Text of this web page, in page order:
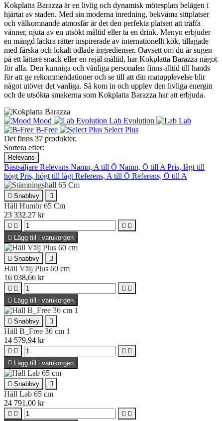
Kokplatta Barazza är en livlig och dynamisk mötesplats belägen i
hjärtat av staden. Med sin moderna inredning, bekväma sittplatser
och välkomnande atmosfär är det den perfekta platsen att träffa
vänner, njuta av en utsökt måltid eller ta en drink. Menyn erbjuder
en mängd läckra rätter inspirerade av internationellt kök, tillagade
med färska och lokalt odlade ingredienser. Oavsett om du är sugen
på ett lättare snack eller en rejäl måltid, har Kokplatta Barazza något
för alla. Den kunniga och vänliga personalen finns alltid till hands
för att ge rekommendationer och se till att din matupplevelse blir
något utöver det vanliga. Så kom in och upplev den livliga energin
och de utsökta smakerna som Kokplatta Barazza har att erbjuda.
Mood Lab Evolution
Lab
B-Free
Select Plus
Det finns 37 produkter.
Sortera efter:
Relevans
Bästsäljare Relevans Namn, A till Ö Namn, Ö till A Pris, lågt till
högt Pris, högt till lågt Referens, A till Ö Referens, Ö till A
 Snabbvy 
Häll Humör 65 Cm
23 332,27 kr
   
 Lägg till i varukorgen
 Snabbvy 
Häll Välj Plus 60 cm
16 038,66 kr
   
 Lägg till i varukorgen
 Snabbvy 
Häll B_Free 36 cm 1
14 579,94 kr
   
 Lägg till i varukorgen
 Snabbvy 
Häll Lab 65 cm
24 791,00 kr
   